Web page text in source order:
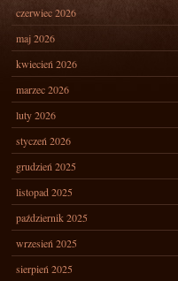
czerwiec 2026
maj 2026
kwiecień 2026
marzec 2026
luty 2026
styczeń 2026
grudzień 2025
listopad 2025
październik 2025
wrzesień 2025
sierpień 2025